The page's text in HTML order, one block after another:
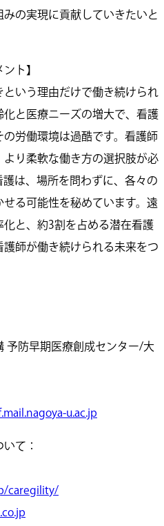
の実現に貢献していきたいと
ト】
いう理由だけで働き続けられ
と医療ニーズの増大で、看護
労働環境は過酷です。看護師
り柔軟な働き方の選択肢が必
は、場所を問わずに、各々の
る可能性を秘めています。遠
化と、約3割を占める潜在看護
師が働き続けられる未来をつ
予防早期医療創成センター/大
u.ac.jp
て：
caregility/